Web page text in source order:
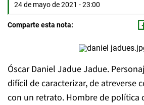
24 de mayo de 2021 - 23:00
Comparte esta nota:
Óscar Daniel Jadue Jadue.
difícil de caracterizar, de atreverse
con un retrato. Hombre de política